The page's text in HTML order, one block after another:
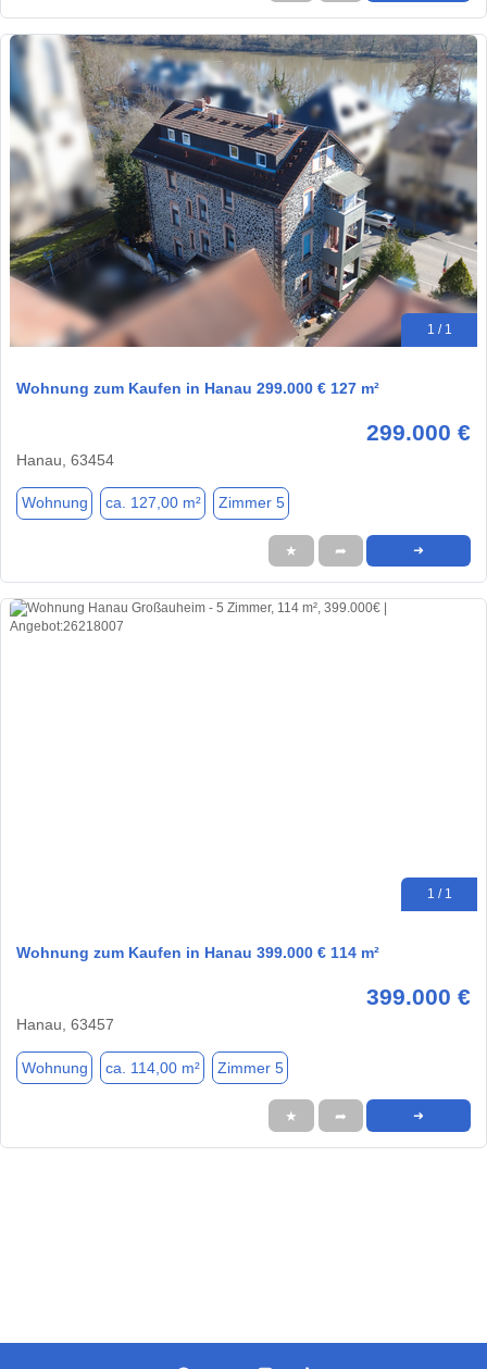
1 / 1
Wohnung zum Kaufen in Hanau 299.000 € 127 m²
299.000 €
Hanau, 63454
Wohnung ca. 127,00 m² Zimmer 5
★ ➦ ➜
1 / 1
Wohnung zum Kaufen in Hanau 399.000 € 114 m²
399.000 €
Hanau, 63457
Wohnung ca. 114,00 m² Zimmer 5
★ ➦ ➜